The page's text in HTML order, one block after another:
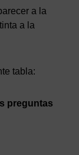
a la
a la
tabla:
preguntas